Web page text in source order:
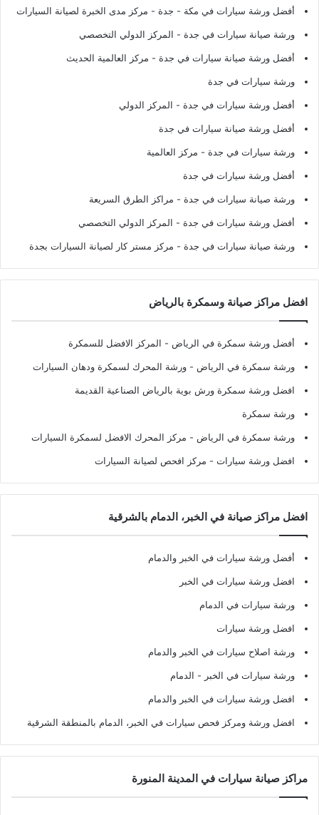
أفضل ورشة سيارات في مكة - جدة - مركز مدى الخبرة لصيانة السيارات
ورشة صيانة سيارات في جدة - المركز الدولي التخصصي
أفضل ورشة صيانة سيارات في جدة - مركز العالمية الحديث
ورشة سيارات في جدة
أفضل ورشة سيارات في جدة - المركز الدولي
أفضل ورشة صيانة سيارات في جدة
ورشة سيارات في جدة - مركز العالمية
أفضل ورشة سيارات في جدة
ورشة صيانة سيارات في جدة - مراكز الطرق السريعة
أفضل ورشة سيارات في جدة - المركز الدولي التخصصي
ورشة صيانة سيارات في جدة - مركز مستر كار لصيانة السيارات بجدة
افضل مراكز صيانة وسمكرة بالرياض
أفضل ورشة سمكرة في الرياض - المركز الافضل للسمكرة
ورشة سمكرة في الرياض - ورشة المحرك لسمكرة ودهان السيارات
افضل ورشة سمكرة ورش بوية بالرياض الصناعية القديمة
ورشة سمكرة
ورشة سمكرة في الرياض - مركز المحرك الافضل لسمكرة السيارات
افضل ورشة سيارات - مركز افحص لصيانة السيارات
افضل مراكز صيانة في الخبر، الدمام بالشرقية
أفضل ورشة سيارات في الخبر والدمام
افضل ورشة سيارات في الخبر
ورشة سيارات في الدمام
افضل ورشة سيارات
ورشة اصلاح سيارات في الخبر والدمام
ورشة سيارات في الخبر - الدمام
افضل ورشة سيارات في الخبر والدمام
افضل ورشة ومركز فحص سيارات في الخبر، الدمام بالمنطقة الشرقية
مراكز صيانة سيارات في المدينة المنورة